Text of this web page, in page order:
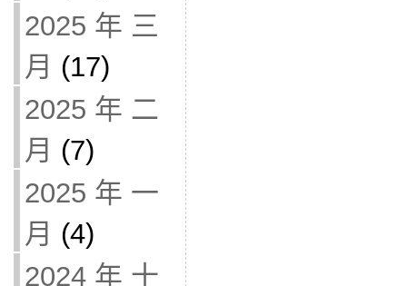
2025 年 三
月 (17)
2025 年 二
月 (7)
2025 年 一
月 (4)
2024 年 十